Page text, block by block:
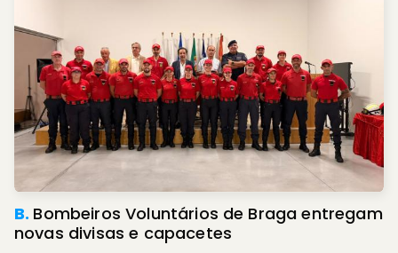
B. Bombeiros Voluntários de Braga entregam
novas divisas e capacetes